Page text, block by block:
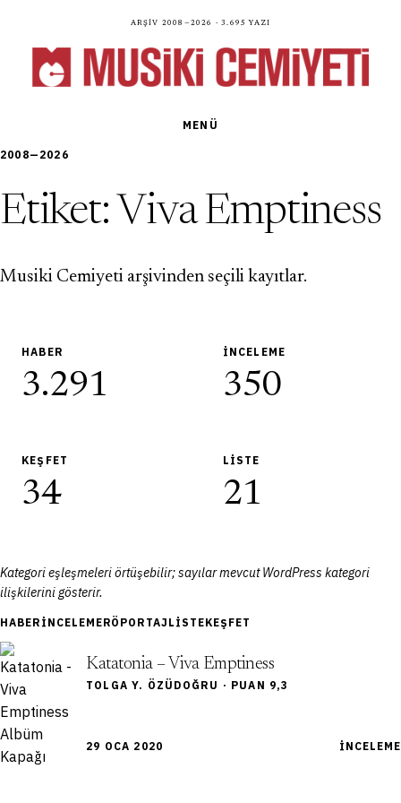
Arşiv 2008—2026 · 3.695 yazı
MENÜ
2008—2026
Etiket: Viva Emptiness
Musiki Cemiyeti arşivinden seçili kayıtlar.
HABER
3.291
İNCELEME
350
KEŞFET
34
LISTE
21
Kategori eşleşmeleri örtüşebilir; sayılar mevcut WordPress kategori
ilişkilerini gösterir.
HABER İNCELEMERÖPORTAJ LISTEKEŞFET
29 OCA 2020
Katatonia – Viva Emptiness
TOLGA Y. ÖZÜDOĞRU · PUAN 9,3
İNCELEME